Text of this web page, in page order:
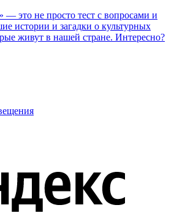
— это не просто тест с вопросами и
истории и загадки о культурных
живут в нашей стране. Интересно?